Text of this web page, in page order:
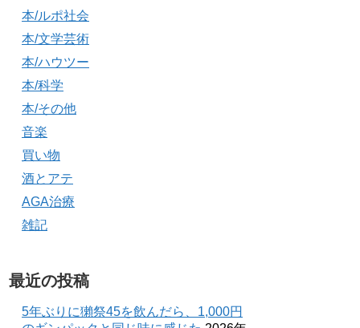
本/ルポ社会
本/文学芸術
本/ハウツー
本/科学
本/その他
音楽
買い物
酒とアテ
AGA治療
雑記
最近の投稿
5年ぶりに獺祭45を飲んだら、1,000円